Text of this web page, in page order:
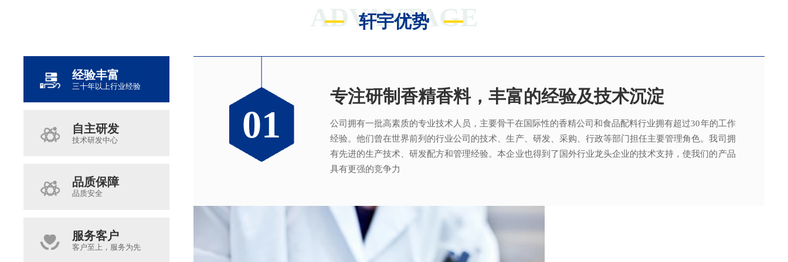
ADVANTAGE
轩宇优势
经验丰富
三十年以上行业经验
自主研发
技术研发中心
品质保障
品质安全
服务客户
客户至上，服务为先
01
专注研制香精香料，丰富的经验及技术沉淀
公司拥有一批高素质的专业技术人员，主要骨干在国际性的香精公司和食品配料行业拥有超过30年的工作
经验。他们曾在世界前列的行业公司的技术、生产、研发、采购、行政等部门担任主要管理角色。我司拥
有先进的生产技术、研发配方和管理经验。本企业也得到了国外行业龙头企业的技术支持，使我们的产品
具有更强的竞争力
02
满足客户不同的调香需求
拥有独立的香精香料技术研发实验室和生产车间，可为客户提供适合、满意，高性价比的高品质香精。
03
完善的质量管理体系
从2005年起，公司就建立了国际认可的ISO9001：2015质量管理体系及ISO22000：2018 食品安全管理体
系，为所有产品质量稳定性及食用安全性保驾护航。
04
真心酿香味 芬芳传五洲
轩宇的应用及技术服务中心，汇聚了多位优秀的技术工程师从事香精香料在各类产品中的开发应用，能高
效地针对客户需求打造不同产品，满 足客户对提高其产品质量以及缩短交货期的需求。